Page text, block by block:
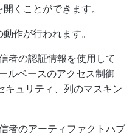
くことができます。
作が行われます。
者の認証情報を使用して
ルベースのアクセス制御
キュリティ、列のマスキン
者のアーティファクトハブ